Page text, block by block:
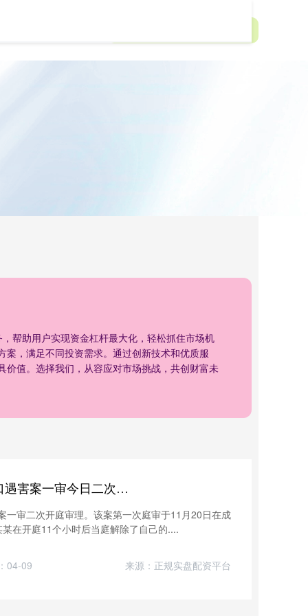
帮助用户实现资金杠杆最大化，轻松抓住市场机
，满足不同投资需求。通过创新技术和优质服
值。选择我们，从容应对市场挑战，共创财富未
智赢策略 成都27岁女子家门口遇害案一审今日二次开庭
一审二次开庭审理。该案第一次庭审于11月20日在成
在开庭11个小时后当庭解除了自己的....
04-09 来源：正规实盘配资平台